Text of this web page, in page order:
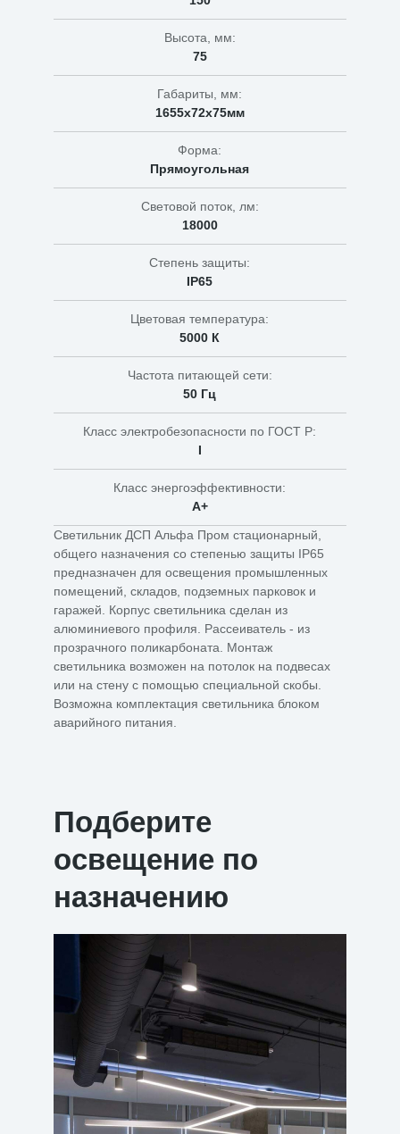
Высота, мм:
75
Габариты, мм:
1655х72х75мм
Форма:
Прямоугольная
Световой поток, лм:
18000
Степень защиты:
IP65
Цветовая температура:
5000 К
Частота питающей сети:
50 Гц
Класс электробезопасности по ГОСТ Р:
I
Класс энергоэффективности:
A+
Светильник ДСП Альфа Пром стационарный,
общего назначения со степенью защиты IP65
предназначен для освещения промышленных
помещений, складов, подземных парковок и
гаражей. Корпус светильника сделан из
алюминиевого профиля. Рассеиватель - из
прозрачного поликарбоната. Монтаж
светильника возможен на потолок на подвесах
или на стену с помощью специальной скобы.
Возможна комплектация светильника блоком
аварийного питания.
Подберите
освещение по
назначению